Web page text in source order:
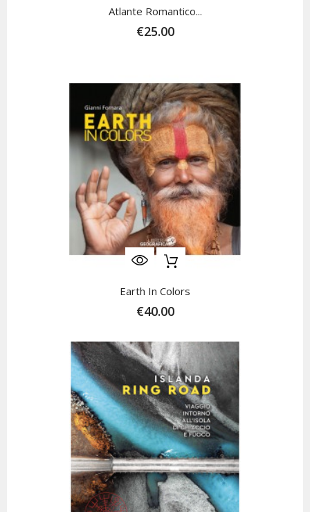
Atlante Romantico...
€25.00
Earth In Colors
€40.00